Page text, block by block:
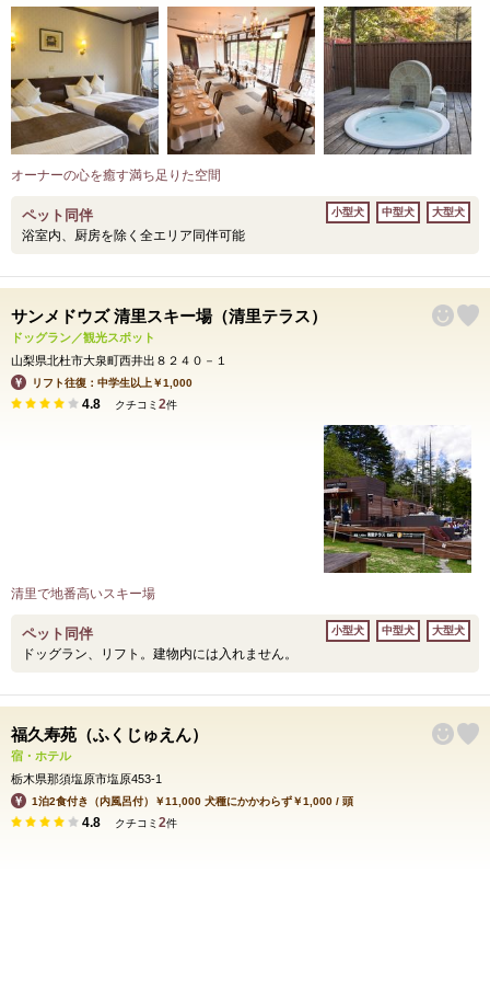
オーナーの心を癒す満ち足りた空間
ペット同伴
浴室内、厨房を除く全エリア同伴可能
小型犬 中型犬 大型犬
サンメドウズ 清里スキー場（清里テラス）
ドッグラン／観光スポット
山梨県北杜市大泉町西井出８２４０－１
リフト往復：中学生以上￥1,000
4.8 クチコミ 2件
清里で地番高いスキー場
ペット同伴
ドッグラン、リフト。建物内には入れません。
小型犬 中型犬 大型犬
福久寿苑（ふくじゅえん）
宿・ホテル
栃木県那須塩原市塩原453-1
1泊2食付き（内風呂付）￥11,000 犬種にかかわらず￥1,000 / 頭
4.8 クチコミ 2件